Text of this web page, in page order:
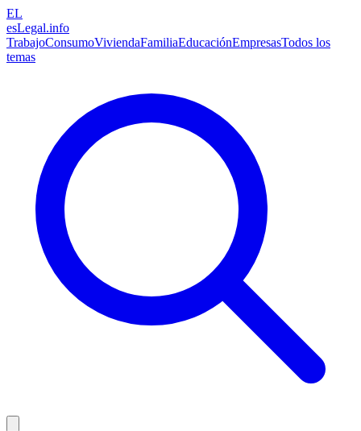
EL
esLegal.info
TrabajoConsumoViviendaFamiliaEducaciónEmpresasTodos los
temas